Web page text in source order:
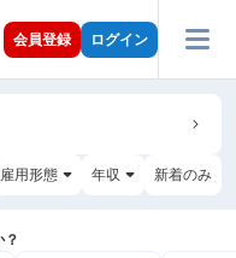
会員登録 ログイン
雇用形態 年収 新着のみ
？